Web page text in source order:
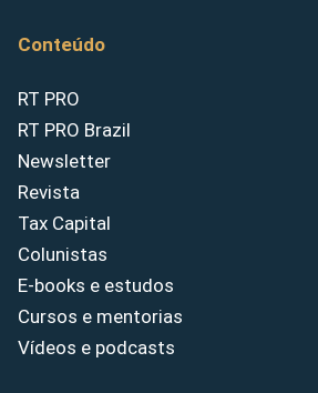
Conteúdo
RT PRO
RT PRO Brazil
Newsletter
Revista
Tax Capital
Colunistas
E-books e estudos
Cursos e mentorias
Vídeos e podcasts